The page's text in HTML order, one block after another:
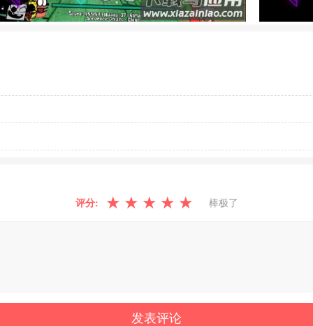
评分: ★ ★ ★ ★ ★ 棒极了